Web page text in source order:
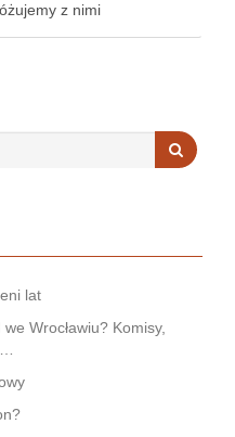
z nimi
lat
Wrocławiu? Komisy,